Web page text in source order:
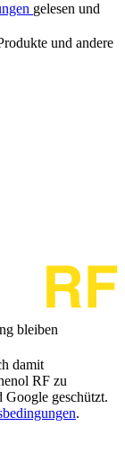
gelesen und
und andere
bleiben
damit
RF zu
geschützt.
.